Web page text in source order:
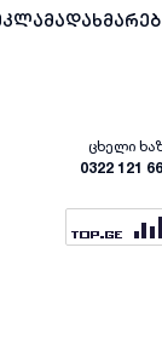
ცხელი
0322 121